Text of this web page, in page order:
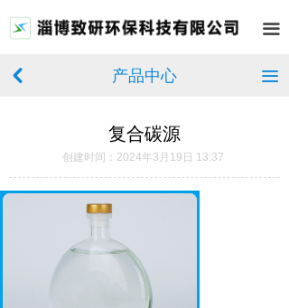
끀
首页
厂房展示
联系我们
复合碳源
创建时间： 2024年3月19日 13:37
产品中心
낒 끀